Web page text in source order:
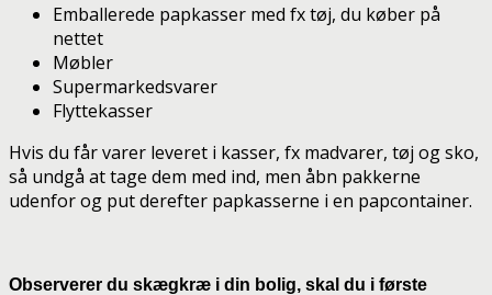
Emballerede papkasser med fx tøj, du køber på
nettet
Møbler
Supermarkedsvarer
Flyttekasser
Hvis du får varer leveret i kasser, fx madvarer, tøj og sko,
så undgå at tage dem med ind, men åbn pakkerne
udenfor og put derefter papkasserne i en papcontainer.
Observerer du skægkræ i din bolig, skal du i første